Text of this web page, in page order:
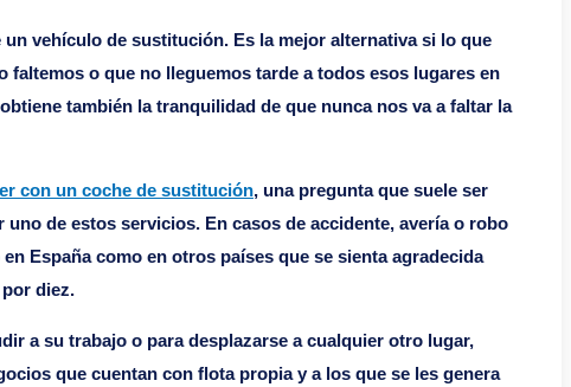
vehículo de sustitución. Es la mejor alternativa si lo que
o que no lleguemos tarde a todos esos lugares en
también la tranquilidad de que nunca nos va a faltar la
con un coche de sustitución, una pregunta que suele ser
de estos servicios. En casos de accidente, avería o robo
España como en otros países que se sienta agradecida
diez.
a su trabajo o para desplazarse a cualquier otro lugar,
que cuentan con flota propia y a los que se les genera